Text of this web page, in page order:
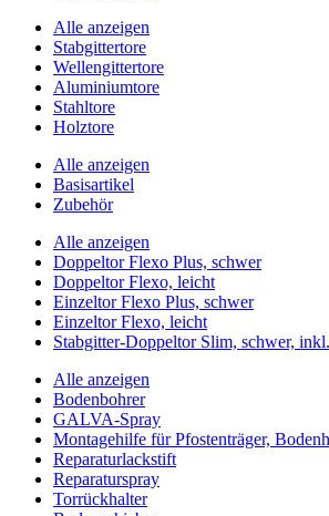
Alle anzeigen
Stabgittertore
Wellengittertore
Aluminiumtore
Stahltore
Holztore
Alle anzeigen
Basisartikel
Zubehör
Alle anzeigen
Doppeltor Flexo Plus, schwer
Doppeltor Flexo, leicht
Einzeltor Flexo Plus, schwer
Einzeltor Flexo, leicht
Stabgitter-Doppeltor Slim, schwer,
Alle anzeigen
Bodenbohrer
GALVA-Spray
Montagehilfe für Pfostenträger,
Reparaturlackstift
Reparaturspray
Torrückhalter